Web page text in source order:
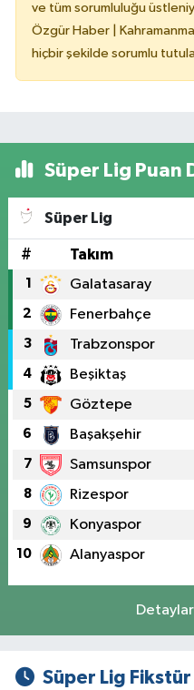
ve tüm sorumluluğu
Özgür Haber |
hiçbir şekilde sorumlu
Süper Lig Puan
Süper Lig
# Takım
1 Galatasaray
2 Fenerbahçe
3 Trabzonspor
4 Beşiktaş
5 Göztepe
6 Başakşehir
7 Samsunspor
8 Rizespor
9 Konyaspor
10 Alanyaspor
Detaylar
Süper Lig Fikstür